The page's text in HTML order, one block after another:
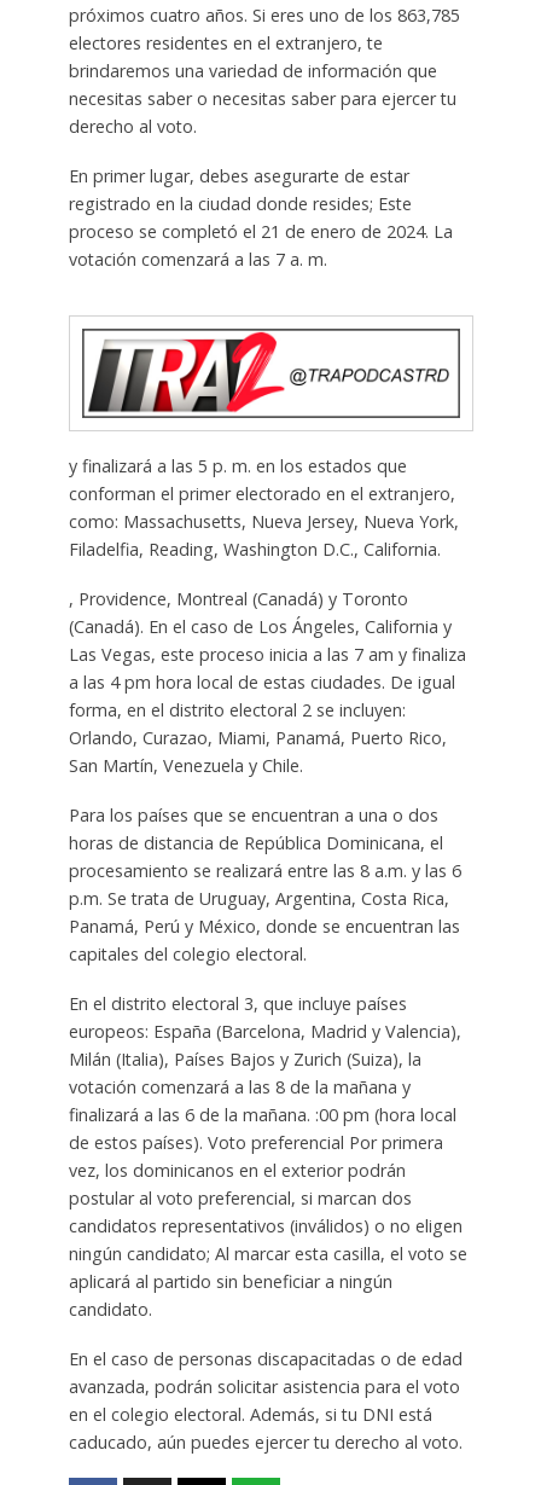
próximos cuatro años. Si eres uno de los 863,785
electores residentes en el extranjero, te
brindaremos una variedad de información que
necesitas saber o necesitas saber para ejercer tu
derecho al voto.
En primer lugar, debes asegurarte de estar
registrado en la ciudad donde resides; Este
proceso se completó el 21 de enero de 2024. La
votación comenzará a las 7 a. m.
y finalizará a las 5 p. m. en los estados que
conforman el primer electorado en el extranjero,
como: Massachusetts, Nueva Jersey, Nueva York,
Filadelfia, Reading, Washington D.C., California.
, Providence, Montreal (Canadá) y Toronto
(Canadá). En el caso de Los Ángeles, California y
Las Vegas, este proceso inicia a las 7 am y finaliza
a las 4 pm hora local de estas ciudades. De igual
forma, en el distrito electoral 2 se incluyen:
Orlando, Curazao, Miami, Panamá, Puerto Rico,
San Martín, Venezuela y Chile.
Para los países que se encuentran a una o dos
horas de distancia de República Dominicana, el
procesamiento se realizará entre las 8 a.m. y las 6
p.m. Se trata de Uruguay, Argentina, Costa Rica,
Panamá, Perú y México, donde se encuentran las
capitales del colegio electoral.
En el distrito electoral 3, que incluye países
europeos: España (Barcelona, ​​Madrid y Valencia),
Milán (Italia), Países Bajos y Zurich (Suiza), la
votación comenzará a las 8 de la mañana y
finalizará a las 6 de la mañana. :00 pm (hora local
de estos países). Voto preferencial Por primera
vez, los dominicanos en el exterior podrán
postular al voto preferencial, si marcan dos
candidatos representativos (inválidos) o no eligen
ningún candidato; Al marcar esta casilla, el voto se
aplicará al partido sin beneficiar a ningún
candidato.
En el caso de personas discapacitadas o de edad
avanzada, podrán solicitar asistencia para el voto
en el colegio electoral. Además, si tu DNI está
caducado, aún puedes ejercer tu derecho al voto.